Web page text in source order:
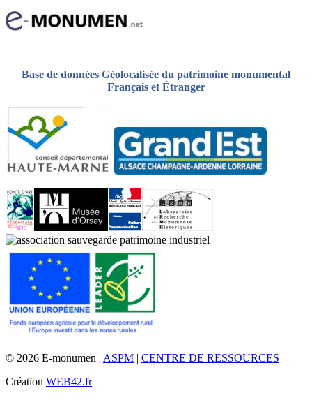
Base de données Géolocalisée du patrimoine monumental
Français et Étranger
© 2026 E-monumen | ASPM | CENTRE DE RESSOURCES
Création WEB42.fr